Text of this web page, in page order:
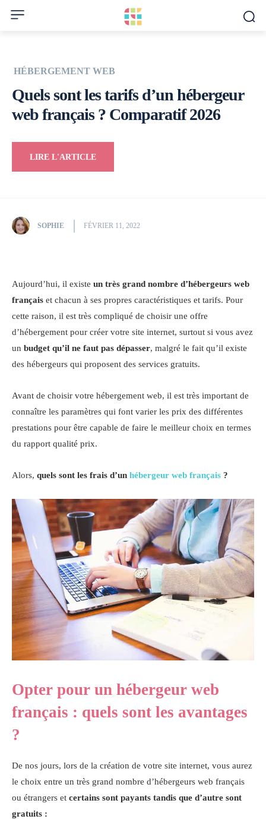
HÉBERGEMENT WEB
Quels sont les tarifs d’un hébergeur
web français ? Comparatif 2026
LIRE L'ARTICLE
SOPHIE FÉVRIER 11, 2022
Aujourd’hui, il existe un très grand nombre d’hébergeurs web
français et chacun à ses propres caractéristiques et tarifs. Pour
cette raison, il est très compliqué de choisir une offre
d’hébergement pour créer votre site internet, surtout si vous avez
un budget qu’il ne faut pas dépasser, malgré le fait qu’il existe
des hébergeurs qui proposent des services gratuits.
Avant de choisir votre hébergement web, il est très important de
connaître les paramètres qui font varier les prix des différentes
prestations pour être capable de faire le meilleur choix en termes
du rapport qualité prix.
Alors, quels sont les frais d’un hébergeur web français ?
Opter pour un hébergeur web
français : quels sont les avantages
?
De nos jours, lors de la création de votre site internet, vous aurez
le choix entre un très grand nombre d’hébergeurs web français
ou étrangers et certains sont payants tandis que d’autre sont
gratuits :